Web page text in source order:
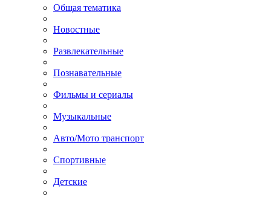
Общая тематика
Новостные
Развлекательные
Познавательные
Фильмы и сериалы
Музыкальные
Авто/Мото транспорт
Спортивные
Детские